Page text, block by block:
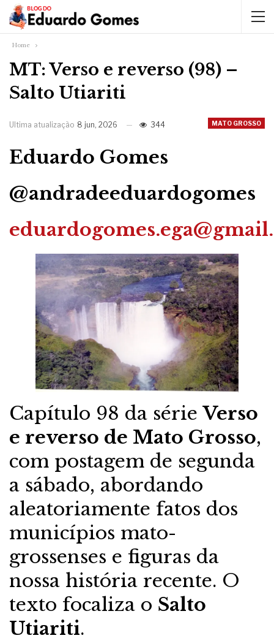
Home
MT: Verso e reverso (98) –
Salto Utiariti
MATO GROSSO
Ultima atualização 8 jun, 2026 344
Eduardo Gomes
@andradeeduardogomes
Capítulo 98 da sérieVerso
e reverso de Mato Grosso,
com postagem de segunda
a sábado, abordando
aleatoriamente fatos dos
municípios mato-
grossenses e figuras da
nossa história recente. O
texto focaliza o Salto
Utiariti.